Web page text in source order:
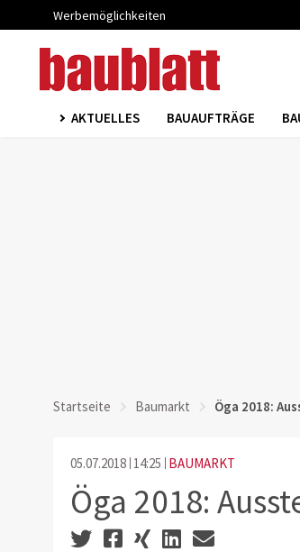
Werbemöglichkeiten
AKTUELLES BAUAUFTRÄGE
Startseite Baumarkt Öga 2018:
05.07.2018 14:25 BAUMARKT
Öga 2018: